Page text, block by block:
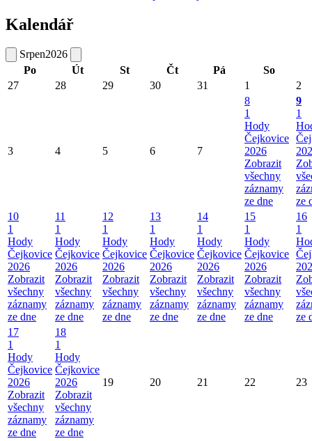
Kalendář
Srpen2026
Po
Út St Čt Pá So
27
28 29 30 31 1 2
3 4 5 6 7
8
1
Hody
Čejkovice
2026
Zobrazit
všechny
záznamy
ze dne
9
1
ze
10
1
Hody
Čejkovice
2026
Zobrazit
všechny
záznamy
ze dne
11
1
Hody
Čejkovice
2026
Zobrazit
všechny
záznamy
ze dne
12
1
Hody
Čejkovice
2026
Zobrazit
všechny
záznamy
ze dne
13
1
Hody
Čejkovice
2026
Zobrazit
všechny
záznamy
ze dne
14
1
Hody
Čejkovice
2026
Zobrazit
všechny
záznamy
ze dne
15
1
Hody
Čejkovice
2026
Zobrazit
všechny
záznamy
ze dne
16
1
ze
17
1
Hody
Čejkovice
2026
Zobrazit
všechny
záznamy
ze dne
18
1
Hody
Čejkovice
2026
Zobrazit
všechny
záznamy
ze dne
19 20 21 22 23